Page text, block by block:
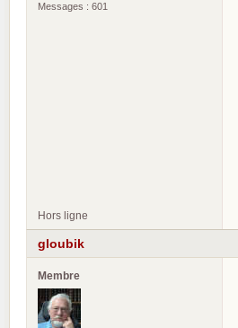
Messages : 601
Hors ligne
gloubik
Membre